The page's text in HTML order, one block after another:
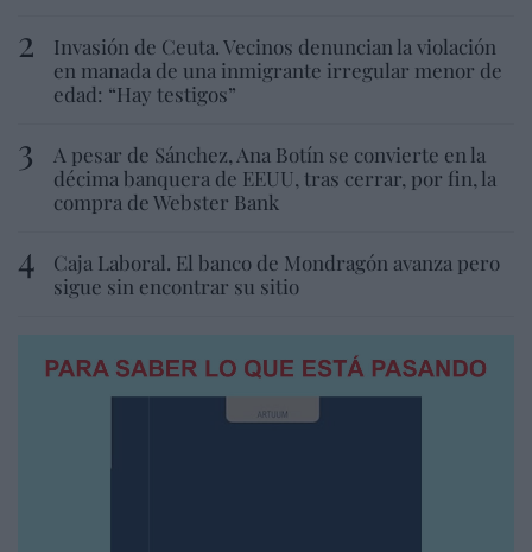
Invasión de Ceuta. Vecinos denuncian la violación
en manada de una inmigrante irregular menor de
edad: “Hay testigos”
A pesar de Sánchez, Ana Botín se convierte en la
décima banquera de EEUU, tras cerrar, por fin, la
compra de Webster Bank
Caja Laboral. El banco de Mondragón avanza pero
sigue sin encontrar su sitio